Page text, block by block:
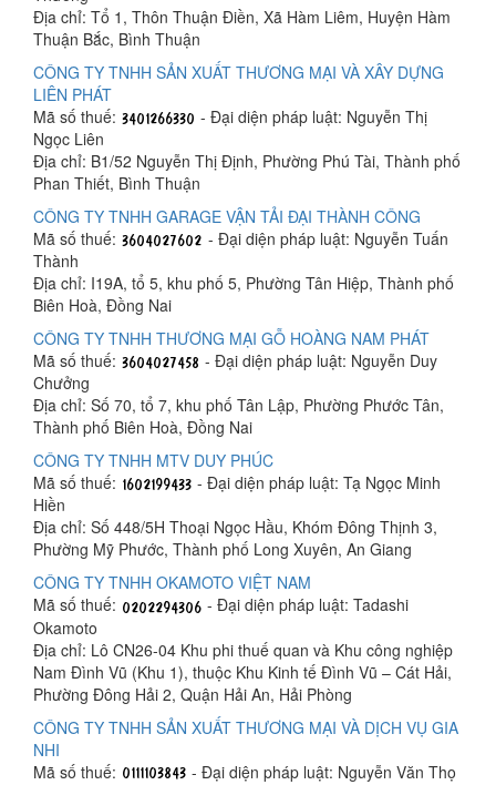
Địa chỉ: Tổ 1, Thôn Thuận Điền, Xã Hàm Liêm, Huyện Hàm
Thuận Bắc, Bình Thuận
CÔNG TY TNHH SẢN XUẤT THƯƠNG MẠI VÀ XÂY DỰNG
LIÊN PHÁT
Mã số thuế:
- Đại diện pháp luật: Nguyễn Thị
Ngọc Liên
Địa chỉ: B1/52 Nguyễn Thị Định, Phường Phú Tài, Thành phố
Phan Thiết, Bình Thuận
CÔNG TY TNHH GARAGE VẬN TẢI ĐẠI THÀNH CÔNG
Mã số thuế:
- Đại diện pháp luật: Nguyễn Tuấn
Thành
Địa chỉ: I19A, tổ 5, khu phố 5, Phường Tân Hiệp, Thành phố
Biên Hoà, Đồng Nai
CÔNG TY TNHH THƯƠNG MẠI GỖ HOÀNG NAM PHÁT
Mã số thuế:
- Đại diện pháp luật: Nguyễn Duy
Chưởng
Địa chỉ: Số 70, tổ 7, khu phố Tân Lập, Phường Phước Tân,
Thành phố Biên Hoà, Đồng Nai
CÔNG TY TNHH MTV DUY PHÚC
Mã số thuế:
- Đại diện pháp luật: Tạ Ngọc Minh
Hiền
Địa chỉ: Số 448/5H Thoại Ngọc Hầu, Khóm Đông Thịnh 3,
Phường Mỹ Phước, Thành phố Long Xuyên, An Giang
CÔNG TY TNHH OKAMOTO VIỆT NAM
Mã số thuế:
- Đại diện pháp luật: Tadashi
Okamoto
Địa chỉ: Lô CN26-04 Khu phi thuế quan và Khu công nghiệp
Nam Đình Vũ (Khu 1), thuộc Khu Kinh tế Đình Vũ – Cát Hải,
Phường Đông Hải 2, Quận Hải An, Hải Phòng
CÔNG TY TNHH SẢN XUẤT THƯƠNG MẠI VÀ DỊCH VỤ GIA
NHI
Mã số thuế:
- Đại diện pháp luật: Nguyễn Văn Thọ